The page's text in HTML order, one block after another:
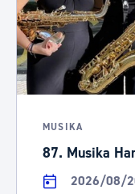
MUSIKA
87. Musika
2026/08/